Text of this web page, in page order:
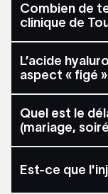
Combien de
clinique de
L’acide
aspect « figé
Quel est le
(mariage,
Est-ce que